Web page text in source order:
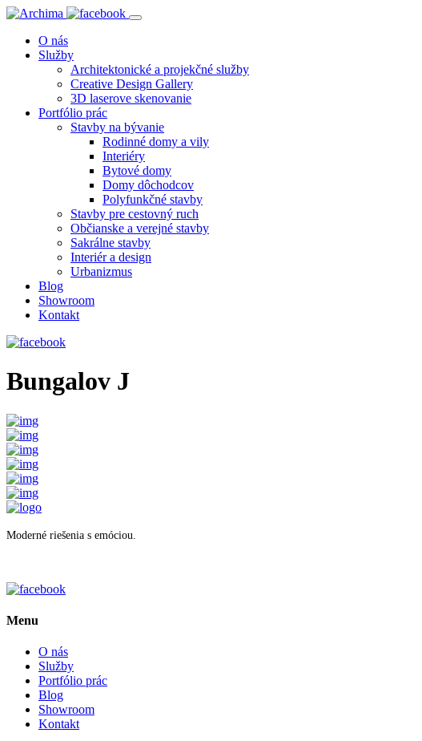
O nás
Služby
Architektonické a projekčné služby
Creative Design Gallery
3D laserove skenovanie
Portfólio prác
Stavby na bývanie
Rodinné domy a vily
Interiéry
Bytové domy
Domy dôchodcov
Polyfunkčné stavby
Stavby pre cestovný ruch
Občianske a verejné stavby
Sakrálne stavby
Interiér a design
Urbanizmus
Blog
Showroom
Kontakt
Bungalov J
Moderné riešenia s emóciou.
Menu
O nás
Služby
Portfólio prác
Blog
Showroom
Kontakt